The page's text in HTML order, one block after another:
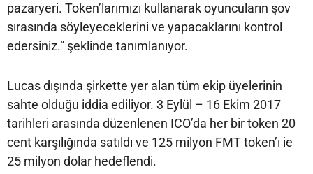
pazaryeri. Token’larımızı kullanarak oyuncuların şov
sırasında söyleyeceklerini ve yapacaklarını kontrol
edersiniz.” şeklinde tanımlanıyor.
Lucas dışında şirkette yer alan tüm ekip üyelerinin
sahte olduğu iddia ediliyor. 3 Eylül – 16 Ekim 2017
tarihleri arasında düzenlenen ICO’da her bir token 20
cent karşılığında satıldı ve 125 milyon FMT token’ı ie
25 milyon dolar hedeflendi.